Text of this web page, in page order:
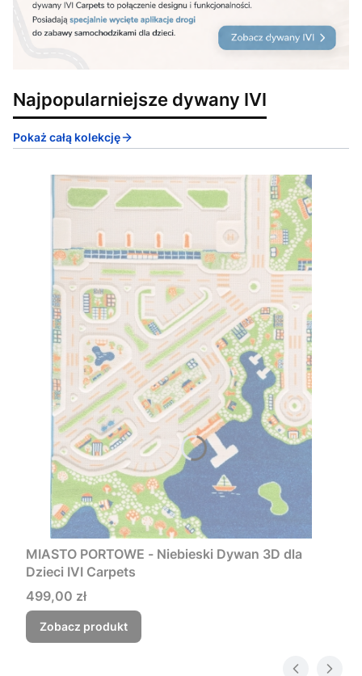
Najpopularniejsze dywany IVI
Pokaż całą kolekcję
MIASTO PORTOWE - Niebieski Dywan 3D dla
Dzieci IVI Carpets
Cena
499,00 zł
Zobacz produkt